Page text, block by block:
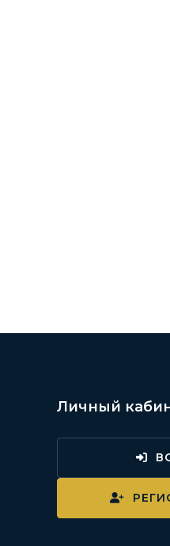
Личный